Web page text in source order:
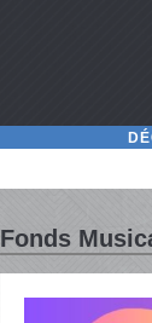
Fonds